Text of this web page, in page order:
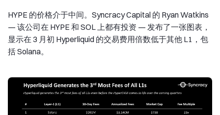
HYPE 的价格介于中间。Syncracy Capital 的 Ryan Watkins
— 该公司在 HYPE 和 SOL 上都有投资 — 发布了一张图表，
显示在 3 月初 Hyperliquid 的交易费用倍数低于其他 L1，包
括 Solana。